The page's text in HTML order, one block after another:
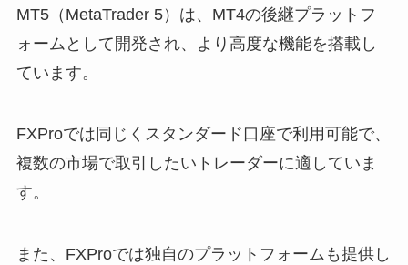
MT5（MetaTrader 5）は、MT4の後継プラットフ
ォームとして開発され、より高度な機能を搭載し
ています。
FXProでは同じくスタンダード口座で利用可能で、
複数の市場で取引したいトレーダーに適していま
す。
また、FXProでは独自のプラットフォームも提供し